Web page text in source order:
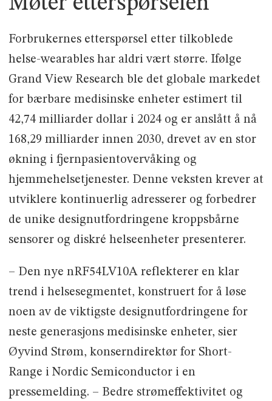
Forbrukernes etterspørsel etter tilkoblede
helse-wearables har aldri vært større. Ifølge
Grand View Research ble det globale markedet
for bærbare medisinske enheter estimert til
42,74 milliarder dollar i 2024 og er anslått å nå
168,29 milliarder innen 2030, drevet av en stor
økning i fjernpasientovervåking og
hjemmehelsetjenester. Denne veksten krever at
utviklere kontinuerlig adresserer og forbedrer
de unike designutfordringene kroppsbårne
sensorer og diskré helseenheter presenterer.
– Den nye nRF54LV10A reflekterer en klar
trend i helsesegmentet, konstruert for å løse
noen av de viktigste designutfordringene for
neste generasjons medisinske enheter, sier
Øyvind Strøm, konserndirektør for Short-
Range i Nordic Semiconductor i en
pressemelding. – Bedre strømeffektivitet og